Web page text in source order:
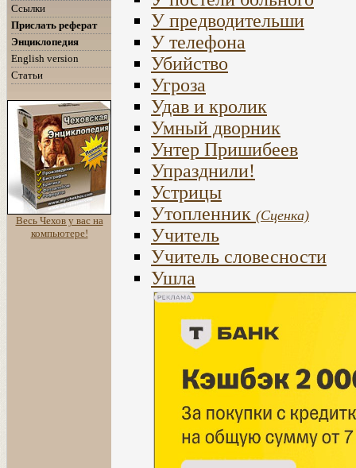
Ссылки
Прислать реферат
Энциклопедия
English version
Статьи
Весь Чехов у вас на
компьютере!
У предводительши
У телефона
Убийство
Угроза
Удав и кролик
Умный дворник
Унтер Пришибеев
Упразднили!
Устрицы
Утопленник (Сценка)
Учитель
Учитель словесности
Ушла